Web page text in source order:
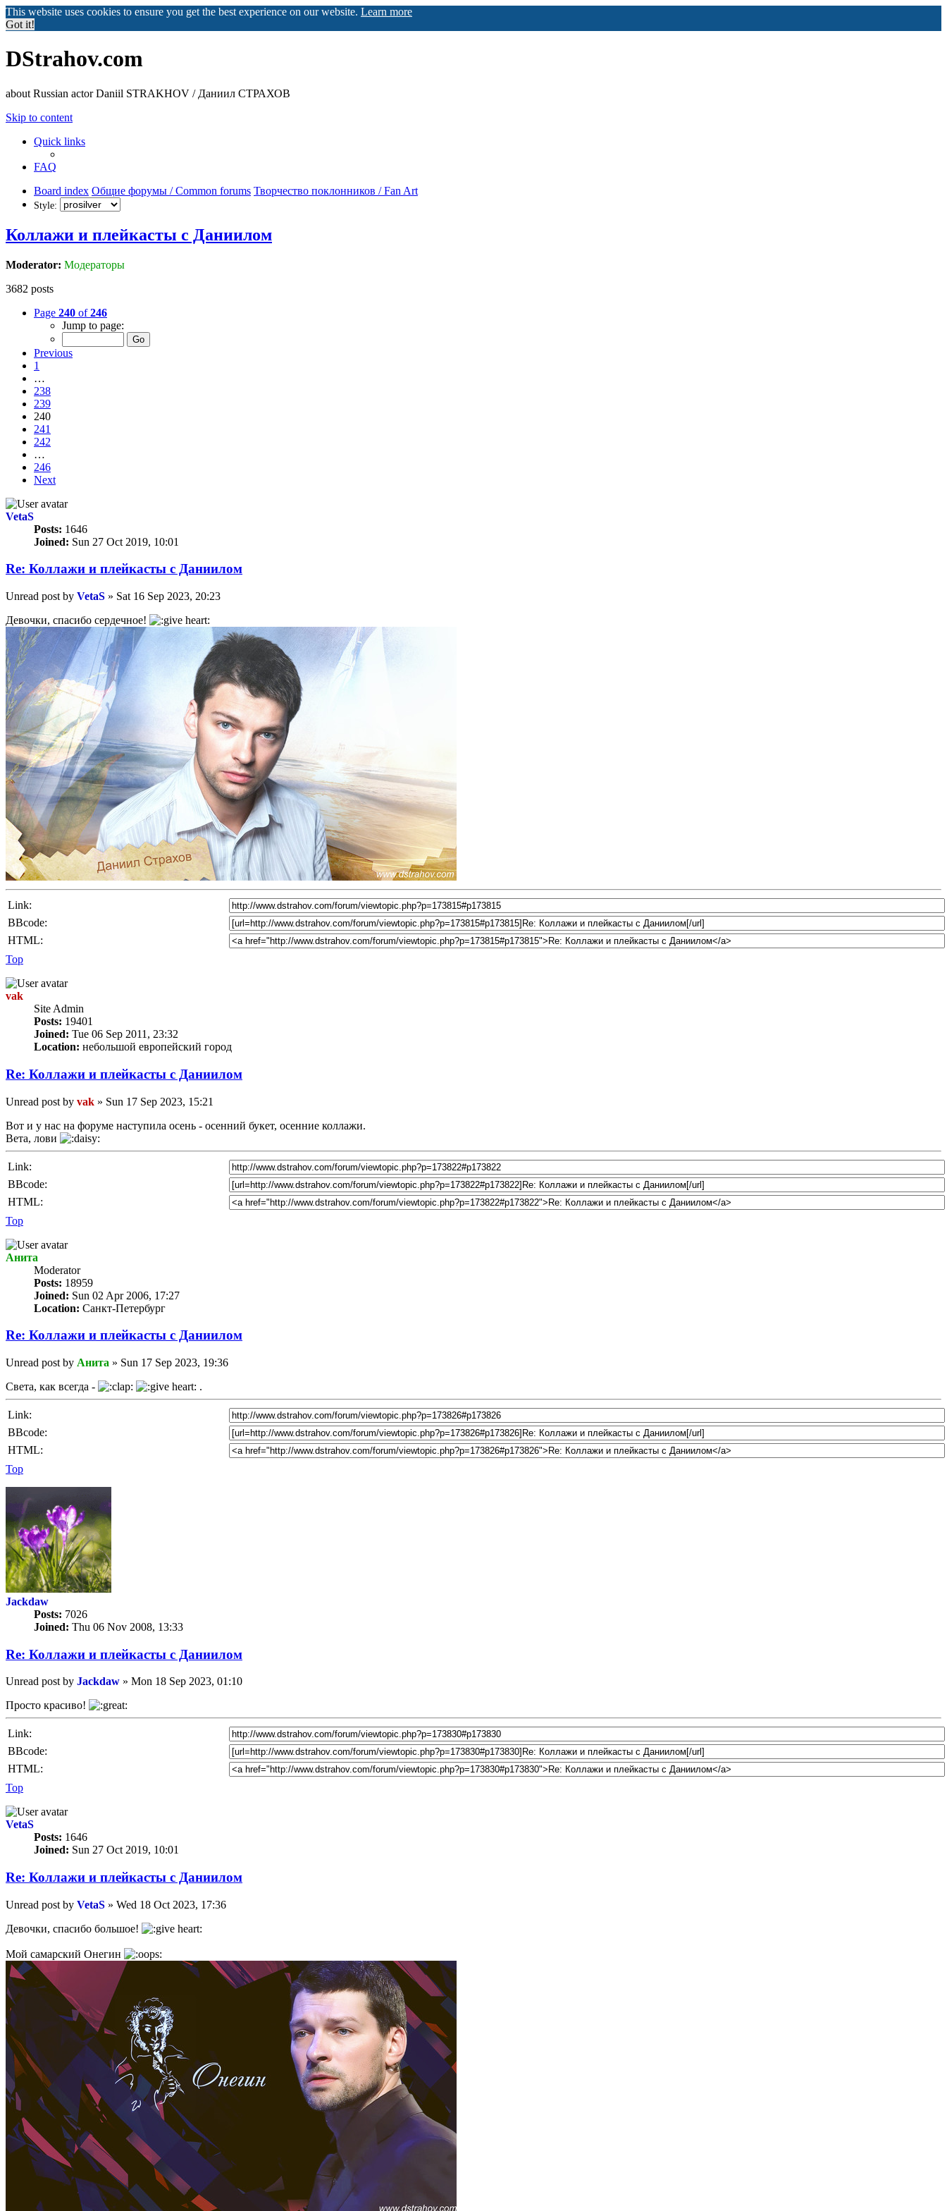
This website uses cookies to ensure you get the best experience on our website. Learn more
Got it!
DStrahov.com
about Russian actor Daniil STRAKHOV / Даниил СТРАХОВ
Skip to content
Quick links
FAQ
Board index Общие форумы / Common forums Творчество поклонников / Fan Art
Style:
Коллажи и плейкасты с Даниилом
Moderator: Модераторы
3682 posts
Page 240 of246
Jump to page:
Previous
1
…
238
239
240
241
242
…
246
Next
VetaS
Posts: 1646
Joined: Sun 27 Oct 2019, 10:01
Re: Коллажи и плейкасты с Даниилом
Unread post by VetaS » Sat 16 Sep 2023, 20:23
Девочки, спасибо сердечное!
Link:
BBcode:
HTML:
Top
vak
Site Admin
Posts: 19401
Joined: Tue 06 Sep 2011, 23:32
Location: небольшой европейский город
Re: Коллажи и плейкасты с Даниилом
Unread post by vak » Sun 17 Sep 2023, 15:21
Вот и у нас на форуме наступила осень - осенний букет, осенние коллажи.
Вета, лови
Link:
BBcode:
HTML:
Top
Анита
Мoderator
Posts: 18959
Joined: Sun 02 Apr 2006, 17:27
Location: Санкт-Петербург
Re: Коллажи и плейкасты с Даниилом
Unread post by Анита » Sun 17 Sep 2023, 19:36
Света, как всегда -
.
Link:
BBcode:
HTML:
Top
Jackdaw
Posts: 7026
Joined: Thu 06 Nov 2008, 13:33
Re: Коллажи и плейкасты с Даниилом
Unread post by Jackdaw » Mon 18 Sep 2023, 01:10
Просто красиво!
Link:
BBcode:
HTML:
Top
VetaS
Posts: 1646
Joined: Sun 27 Oct 2019, 10:01
Re: Коллажи и плейкасты с Даниилом
Unread post by VetaS » Wed 18 Oct 2023, 17:36
Девочки, спасибо большое!
Мой самарский Онегин